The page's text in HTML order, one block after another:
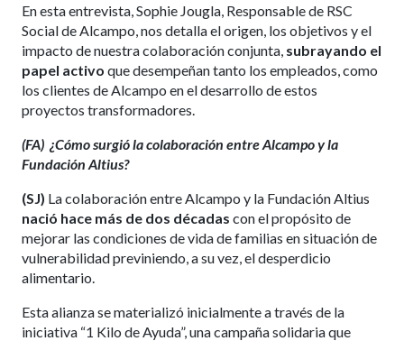
En esta entrevista, Sophie Jougla, Responsable de RSC
Social de Alcampo, nos detalla el origen, los objetivos y el
impacto de nuestra colaboración conjunta, subrayando el
papel activo que desempeñan tanto los empleados, como
los clientes de Alcampo en el desarrollo de estos
proyectos transformadores.
(FA) ¿Cómo surgió la colaboración entre Alcampo y la
Fundación Altius?
(SJ) La colaboración entre Alcampo y la Fundación Altius
nació hace más de dos décadas con el propósito de
mejorar las condiciones de vida de familias en situación de
vulnerabilidad previniendo, a su vez, el desperdicio
alimentario.
Esta alianza se materializó inicialmente a través de la
iniciativa “1 Kilo de Ayuda”, una campaña solidaria que